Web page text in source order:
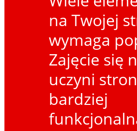
na Twojej
wymaga
Zajęcie się
uczyni
bardziej